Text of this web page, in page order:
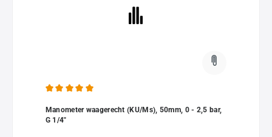
Manometer waagerecht (KU/Ms), 50mm, 0 - 2,5 bar,
G 1/4"